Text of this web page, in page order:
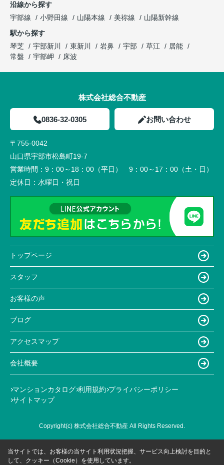
沿線から探す
宇部線
小野田線 山陽本線 美祢線
山陽新幹線
駅から探す
琴芝
宇部新川 東新川 岩鼻 宇部 草江
居能
常盤
宇部岬 床波
株式会社総合不動産
0836-32-0305 お問い合わせ
〒755-0042
山口県宇部市松島町19-7
営業時間： 9：00～18：00（平日） 9：00～17：00（土・日）
定休日： 水曜日・祝日
トップページ
スタッフ
お客様の声
ブログ
アクセスマップ
会社概要
マンションカタログ 利用規約 プライバシーポリシー
サイトマップ
Copyright(c) 株式会社総合不動産 All Rights Reserved.
当サイトでは、お客様の当サイト利用状況把握、サービス向上検討を目的と
して、クッキー（Cookie）を使用しています。